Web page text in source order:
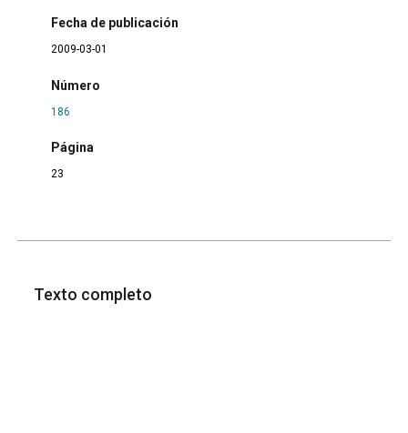
Fecha de publicación
2009-03-01
Número
186
Página
23
Texto completo